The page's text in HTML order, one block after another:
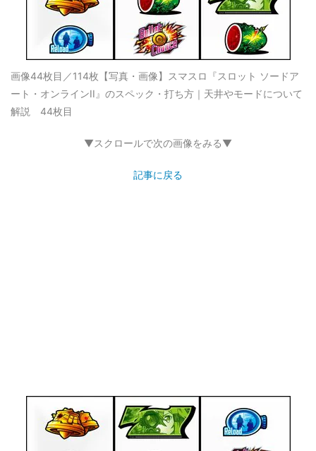
画像44枚目／114枚 【写真・画像】スマスロ『スロット ソードア
ート・オンラインII』のスペック・打ち方｜天井やモードについて
解説 44枚目
▼スクロールで次の画像をみる▼
記事に戻る